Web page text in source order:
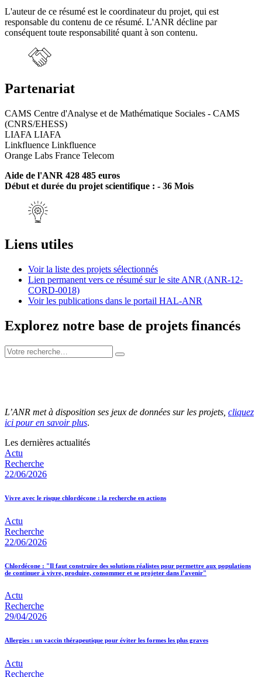
L'auteur de ce résumé est le coordinateur du projet, qui est
responsable du contenu de ce résumé. L'ANR décline par
conséquent toute responsabilité quant à son contenu.
Partenariat
CAMS Centre d'Analyse et de Mathématique Sociales - CAMS
(CNRS/EHESS)
LIAFA LIAFA
Linkfluence Linkfluence
Orange Labs France Telecom
Aide de l'ANR 428 485 euros
Début et durée du projet scientifique : - 36 Mois
Liens utiles
Voir la liste des projets sélectionnés
Lien permanent vers ce résumé sur le site ANR (ANR-12-
CORD-0018)
Voir les publications dans le portail HAL-ANR
Explorez notre base de projets financés
L’ANR met à disposition ses jeux de données sur les projets, cliquez
ici pour en savoir plus.
Les dernières actualités
Actu
Recherche
22/06/2026
Vivre avec le risque chlordécone : la recherche en actions
Actu
Recherche
22/06/2026
Chlordécone : "Il faut construire des solutions réalistes pour permettre aux populations
de continuer à vivre, produire, consommer et se projeter dans l’avenir"
Actu
Recherche
29/04/2026
Allergies : un vaccin thérapeutique pour éviter les formes les plus graves
Actu
Recherche